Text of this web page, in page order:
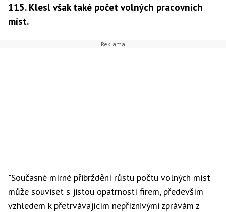
115. Klesl však také počet volných pracovních
míst.
"Současné mírné přibrždění růstu počtu volných míst
může souviset s jistou opatrností firem, především
vzhledem k přetrvávajícím nepříznivými zprávám z